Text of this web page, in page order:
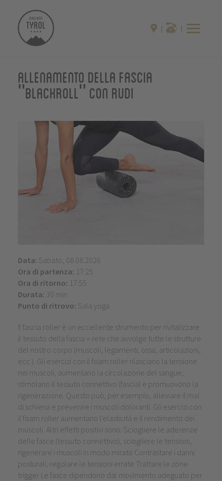
Allenamento della fascia
"Blackroll" con Rudi
Data: Sabato, 08.08.2026
Ora di partenza: 17:25
Ora di ritorno: 17:55
Durata: 30 min
Punto di ritrovo: Sala yoga
Il fascia roller è un eccellente strumento per rivitalizzare
il tessuto della fascia = rete che avvolge tutte le strutture
del nostro corpo (muscoli, legamenti, ossa, articolazioni,
ecc.). Gli esercizi con il foam roller rilasciano la tensione
nei muscoli, aumentano la circolazione del sangue,
stimolano il tessuto connettivo (fascia) e promuovono la
rigenerazione. Questo può, per esempio, alleviare il mal
di schiena e prevenire i muscoli doloranti. Gli esercizi con
il foam roller aumentano l'elasticità e il rendimento dei
muscoli. Altri effetti positivi sono: Sciogliere le aderenze
delle fasce (tessuto connettivo), sciogliere le tensioni,
rigenerare i muscoli in modo mirato Contrastare i danni
posturali, regolare le tensioni errate Trattare le zone
trigger Le fasce dipendono dal movimento adeguato per